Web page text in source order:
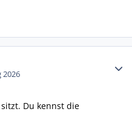
2026
Du kennst die